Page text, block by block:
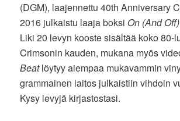
(DGM), laajennettu 40th Anniversary
2016 julkaistu laaja boksi On (And
Liki 20 levyn kooste sisältää koko 80-
Crimsonin kauden, mukana myös
Beatlöytyy aiempaa mukavammin
grammainen laitos julkaistiin vihdoin
Kysy levyjä kirjastostasi.